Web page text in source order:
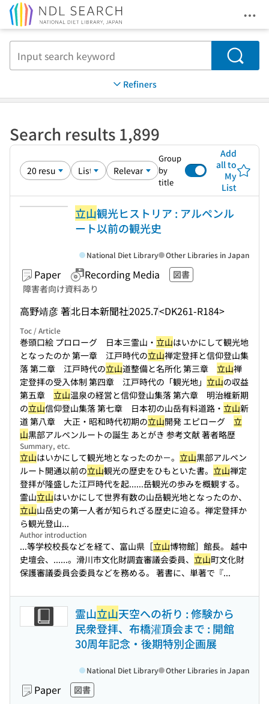
Search
Refiners
Search results 1,899
Group
by
title
Add
all to
My
List
立山観光ヒストリア : アルペンル
ート以前の観光史
Paper Recording Media
図書
障害者向け資料あり
高野靖彦 著北日本新聞社2025.7<DK261-R184>
National Diet Library Other Libraries in Japan
Toc / Article
巻頭口絵 プロローグ 日本三霊山・ 立山はいかにして観光地
となったのか 第一章 江戸時代の立山禅定登拝と信仰登山集
落 第二章 江戸時代の立山道整備と名所化 第三章 立山禅
定登拝の受入体制 第四章 江戸時代の「観光地」 立山の収益
第五章 立山温泉の経営と信仰登山集落 第六章 明治維新期
の立山信仰登山集落 第七章 日本初の山岳有料道路・ 立山新
道 第八章 大正・昭和時代初期の立山開発 エピローグ 立
山黒部アルペンルートの誕生 あとがき 参考文献 著者略歴
Summary, etc.
立山はいかにして観光地となったのか－。 立山黒部アルペン
ルート開通以前の立山観光の歴史をひもといた書。 立山禅定
登拝が隆盛した江戸時代を起......岳観光の歩みを概観する。
霊山立山はいかにして世界有数の山岳観光地となったのか、
立山山岳史の第一人者が知られざる歴史に迫る。禅定登拝か
ら観光登山...
Author introduction
...等学校校長などを経て、富山県［立山博物館］館長。 越中
史壇会、......。滑川市文化財調査審議会委員、 立山町文化財
保護審議委員会委員などを務める。 著書に、単著で『...
霊山立山天空への祈り : 修験から
民衆登拝、布橋灌頂会まで : 開館
30周年記念・後期特別企画展
Paper 図書
National Diet Library Other Libraries in Japan